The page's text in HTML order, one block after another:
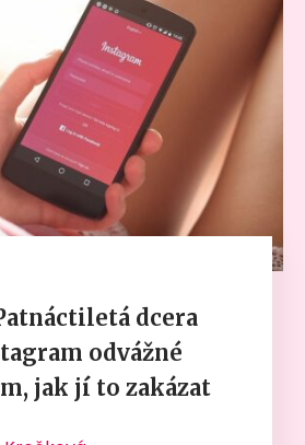
dcera
odvážné
jak jí to zakázat